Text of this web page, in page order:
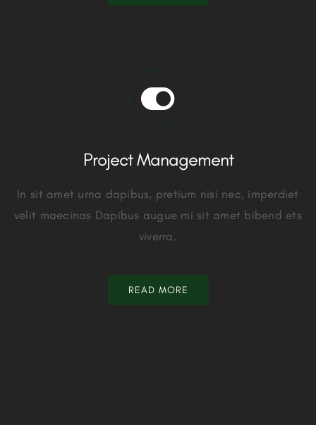
Project Management
In sit amet urna dapibus, pretium nisi nec, imperdiet
velit maecinas Dapibus augue mi sit amet bibend ets
viverra.
READ MORE